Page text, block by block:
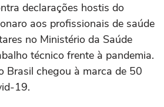
declarações hostis do
aos profissionais de saúde
no Ministério da Saúde
técnico frente à pandemia.
Brasil chegou à marca de 50
19.